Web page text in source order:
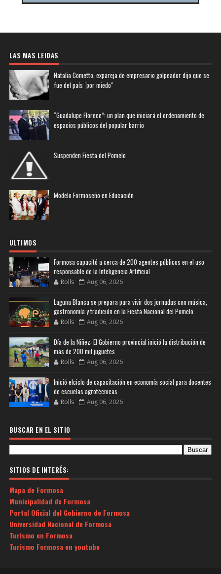
LAS MAS LEIDAS
Natalia Cometto, expareja de empresario golpeador dijo que se
fue del país "por miedo"
“Guadalupe Florece”: un plan que iniciará el ordenamiento de
espacios públicos del popular barrio
Suspenden Fiesta del Pomelo
Modelo Formoseño en Educación
ULTIMOS
Formosa capacitó a cerca de 200 agentes públicos en el uso
responsable de la Inteligencia Artificial
Rolls Aug 06, 2026
Laguna Blanca se prepara para vivir dos jornadas con música,
gastronomía y tradición en la Fiesta Nacional del Pomelo
Rolls Aug 06, 2026
Día de la Niñez: El Gobierno provincial inició la distribución de
más de 200 mil juguetes
Rolls Aug 06, 2026
Inició elciclo de capacitación en economía social para docentes
de escuelas agrotécnicas
Rolls Aug 06, 2026
BUSCAR EN EL SITIO
SITIOS DE INTERÉS:
Mapa de Formosa
Municipalidad de Formosa
Portal Oficial del Gobierno de Formosa
Universidad Nacional de Formosa
Turismo en Formosa
Turismo Formosa en youtube